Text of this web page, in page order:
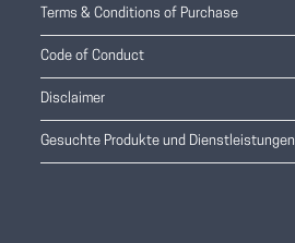
Terms & Conditions of Purchase
Code of Conduct
Disclaimer
Gesuchte Produkte und Dienstleistungen